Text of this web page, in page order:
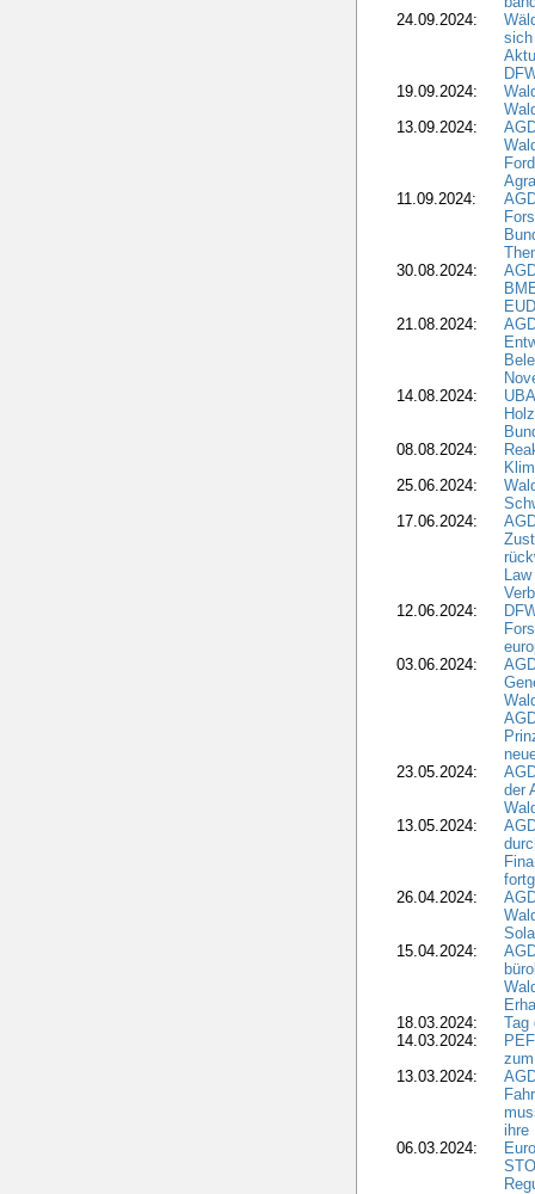
24.09.2024:
sich
19.09.2024:
13.09.2024:
11.09.2024:
30.08.2024:
21.08.2024:
14.08.2024:
08.08.2024:
25.06.2024:
17.06.2024:
12.06.2024:
03.06.2024:
23.05.2024:
der
13.05.2024:
26.04.2024:
15.04.2024:
18.03.2024:
Tag
14.03.2024:
13.03.2024:
ihre
06.03.2024: